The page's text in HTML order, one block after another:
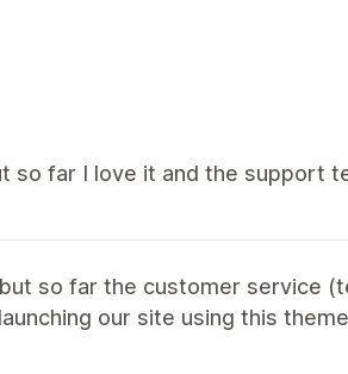
so far I love it and the support
so far the customer service
our site using this